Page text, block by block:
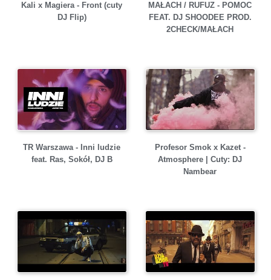
Kali x Magiera - Front (cuty
DJ Flip)
MAŁACH / RUFUZ - POMOC
FEAT. DJ SHOODEE PROD.
2CHECK/MAŁACH
TR Warszawa - Inni ludzie
feat. Ras, Sokół, DJ B
Profesor Smok x Kazet -
Atmosphere | Cuty: DJ
Nambear